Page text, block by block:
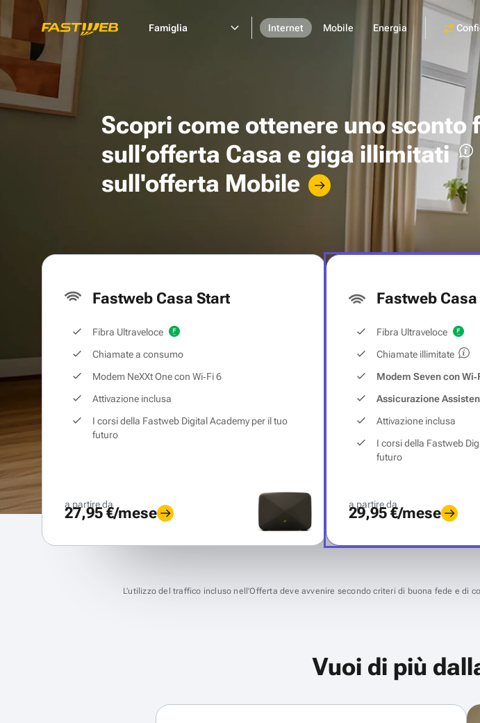
Famiglia Internet Mobile Energia
Scopri come ottenere unosconto
sull’offerta Casa e giga illimitati
sull'offerta Mobile
Fastweb Casa Start
Fibra Ultraveloce
Chiamate a consumo
Modem NeXXt One con Wi‑Fi 6
Attivazione inclusa
I corsi della Fastweb Digital Academy per il tuo
futuro
a partire da
27,95 €/mese
Fastweb Casa
Fibra Ultraveloce
Chiamate illimitate
Modem Seven con
Assicurazione
Attivazione inclusa
I corsi della Fastweb
futuro
a partire da
29,95 €/mese
L’utilizzo del traffico incluso nell’Offerta deve avvenire secondo criteri di buona fede e di
Vuoi di più